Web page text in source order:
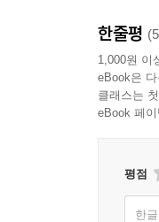
한줄평
1,000원 이
eBook은
클래스는
eBook 페
평점
한